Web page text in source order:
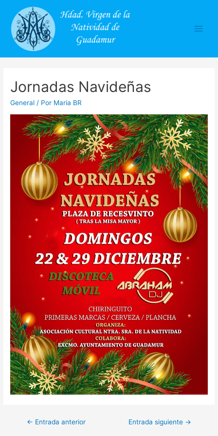
Jornadas Navideñas
General / Por Maria BR
Navegación
← Entrada anterior Entrada siguiente →